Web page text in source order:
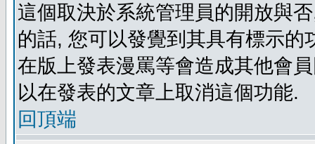
這個取決於系統管理員的開放與
的話, 您可以發覺到其具有標示
在版上發表漫罵等會造成其他會
以在發表的文章上取消這個功能.
回頂端